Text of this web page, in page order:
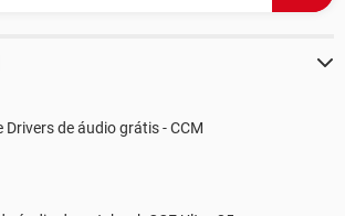
de áudio grátis - CCM